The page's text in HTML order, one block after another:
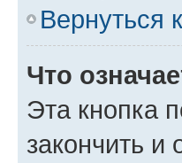
Вернуться
Что
Эта кнопка
закончить и